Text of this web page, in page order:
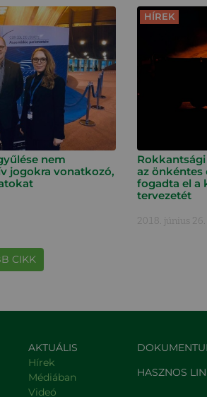
nem
jogokra vonatkozó,
HÍREK
az
fogadta el a
tervezetét
2018. június 26.
CIKK
AKTUÁLIS
Hírek
Médiában
Videó
HASZNOS